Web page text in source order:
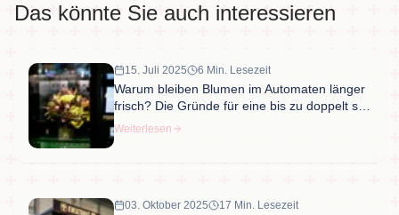
Das könnte Sie auch interessieren
15. Juli 2025 6 Min. Lesezeit
Warum bleiben Blumen im Automaten länger
frisch? Die Gründe für eine bis zu doppelt so
langen Haltbarkeit
Weiterlesen
03. Oktober 2025 17 Min. Lesezeit